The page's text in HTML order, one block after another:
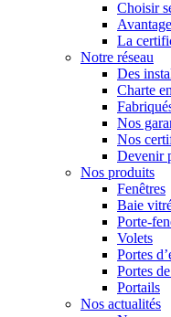
Choisir
La
Notre réseau
Des
Charte
Nos
Nos
Devenir
Nos produits
Fenêtres
Baie
Porte-
Volets
Portes
Portes
Portails
Nos actualités